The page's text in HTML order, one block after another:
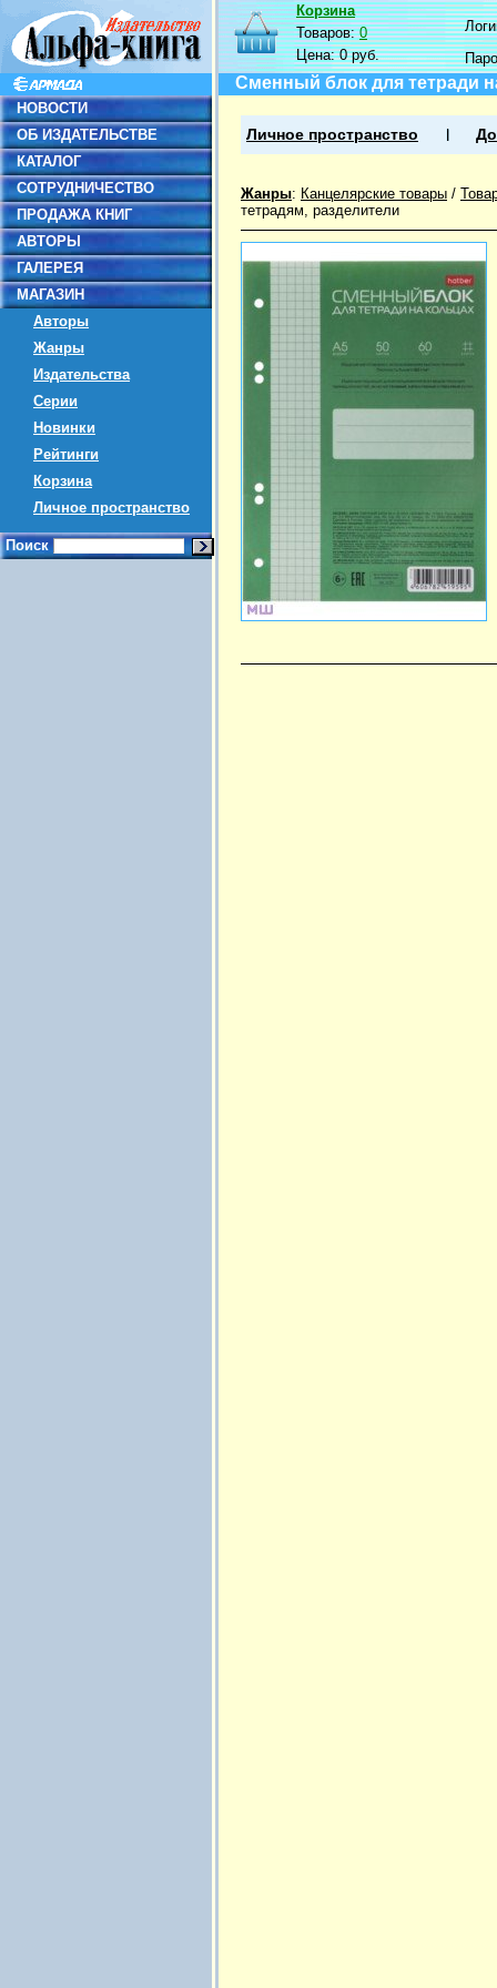
НОВОСТИ
ОБ ИЗДАТЕЛЬСТВЕ
КАТАЛОГ
СОТРУДНИЧЕСТВО
ПРОДАЖА КНИГ
АВТОРЫ
ГАЛЕРЕЯ
МАГАЗИН
Авторы
Жанры
Издательства
Серии
Новинки
Рейтинги
Корзина
Личное пространство
Поиск
Корзина
Товаров:0
Цена:0 руб.
Сменный блок для тетради
Личное пространство
Жанры: Канцелярские товары /
тетрадям, разделители